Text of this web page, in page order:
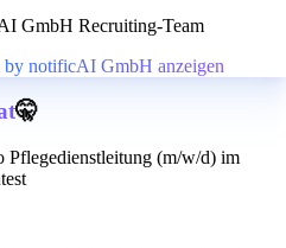
GmbH Recruiting-Team
notificAI GmbH anzeigen
🤫
Pflegedienstleitung (m/w/d) im